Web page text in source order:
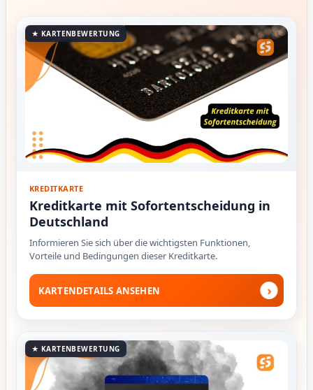
★ KARTENBEWERTUNG
KREDITKARTE
Kreditkarte mit Sofortentscheidung in
Deutschland
Informieren Sie sich über die wichtigsten Funktionen,
Vorteile und Bedingungen dieser Kreditkarte.
KARTENDETAILS ANSEHEN ›
★ KARTENBEWERTUNG